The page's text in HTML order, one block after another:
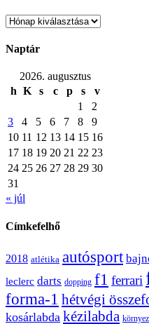
Archívum
Naptár
2026. augusztus
h K s c p s
v
1
2
3
4 5 6 7 8
9
10 11 12 13 14 15 16
17 18 19 20 21 22 23
24 25 26 27 28 29 30
31
« júl
Címkefelhő
2018 atlétika autósport
leclerc darts dopping f1 ferrari
forma-1 hétvégi
kosárlabda kézilabda